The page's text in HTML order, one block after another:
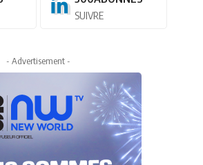
SUIVRE
- Advertisement -